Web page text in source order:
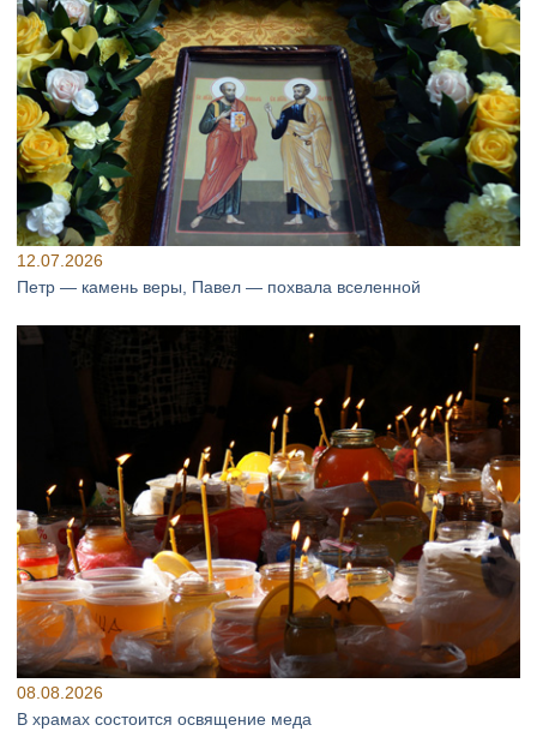
12.07.2026
Петр — камень веры, Павел — похвала вселенной
08.08.2026
В храмах состоится освящение меда